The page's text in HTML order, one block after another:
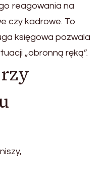
reagowania na
czy kadrowe. To
księgowa pozwala
„obronną ręką”.